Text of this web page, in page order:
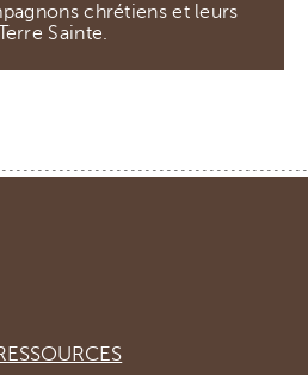
chrétiens et leurs
Sainte.